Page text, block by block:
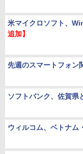
米マイクロソフト、
追加】
先週のスマートフォン
ソフトバンク、佐賀県
ウィルコム、ベトナム